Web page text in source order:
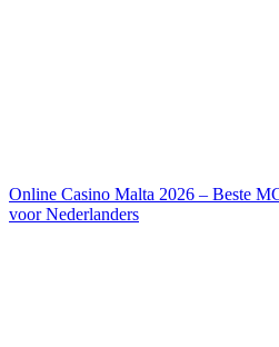
Online Casino Malta 2026 – Beste
voor Nederlanders